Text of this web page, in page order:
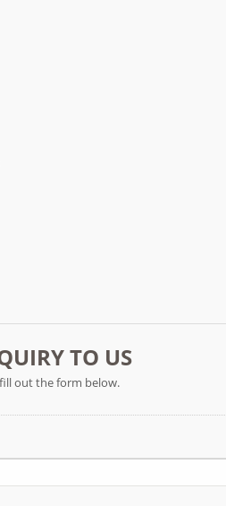
Indragen sexkantig